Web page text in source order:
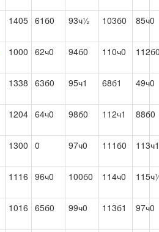
1405 61б0 93ч½ 103б0 85ч0
1000 62ч0 94б0 110ч0
1338 63б0 95ч1 68б1 49ч0
1204 64ч0 98б0 112ч1 88б0
1300 0 97ч0 111б0 113ч1
1116 96ч0 100б0 114ч0
1016 65б0 99ч0 113б1 97ч0